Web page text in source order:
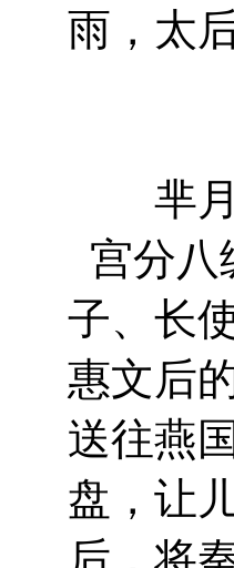
雨，太
芈月
宫分八
子、长
惠文后
送往燕
盘，让